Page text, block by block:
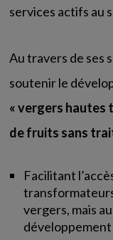
services actifs au
Au travers de ses
soutenir le
« vergers hautes
de fruits sans
Facilitant
vergers, mais